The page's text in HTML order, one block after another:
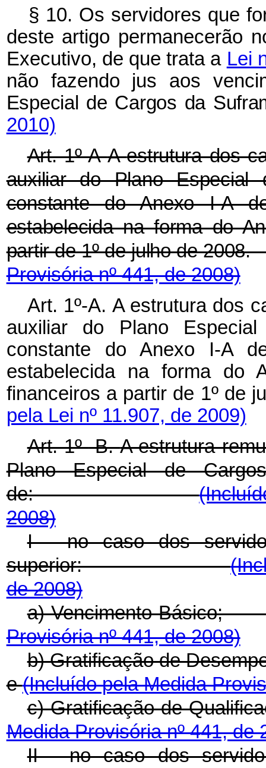
§ 10. Os servidores que
deste artigo permanecerão
Executivo, de que trata a Lei
não fazendo jus aos
Especial de Cargos da
2010)
Art. 1º-AAestrutura dos
auxiliar do Plano
constante do Anexo I-A
estabelecida na forma do
partir de 1º de
Provisória nº 441, de 2008)
Art. 1º-A. A estrutura dos
auxiliar do Plano
constante do Anexo I-A
estabelecida na forma do
financeiros a partir
pela Lei nº 11.907, de 2009)
Art. 1º-B.A estrutura
Plano Especial de
de:
2008)
I - no caso dos
superior:
de 2008)
a)
Provisória nº 441, de 2008)
b) Gratificação de
e(Incluído pela Medida
c) Gratificação de
Medida Provisória nº 441, de
II - no caso dos